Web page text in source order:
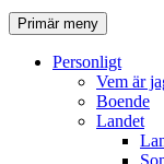
SökPrimär meny
Personligt
Vem är
Boende
Landet